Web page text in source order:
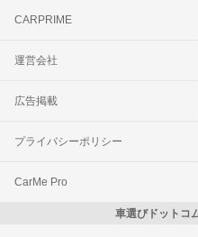
CARPRIME
運営会社
広告掲載
プライバシーポリシー
CarMe Pro
車選びドットコ